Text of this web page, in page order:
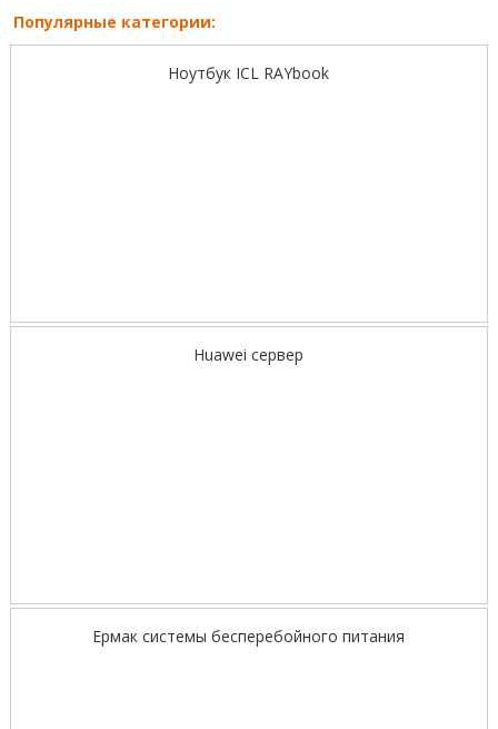
Популярные категории:
Ноутбук ICL RAYbook
Huawei сервер
Ермак системы бесперебойного питания